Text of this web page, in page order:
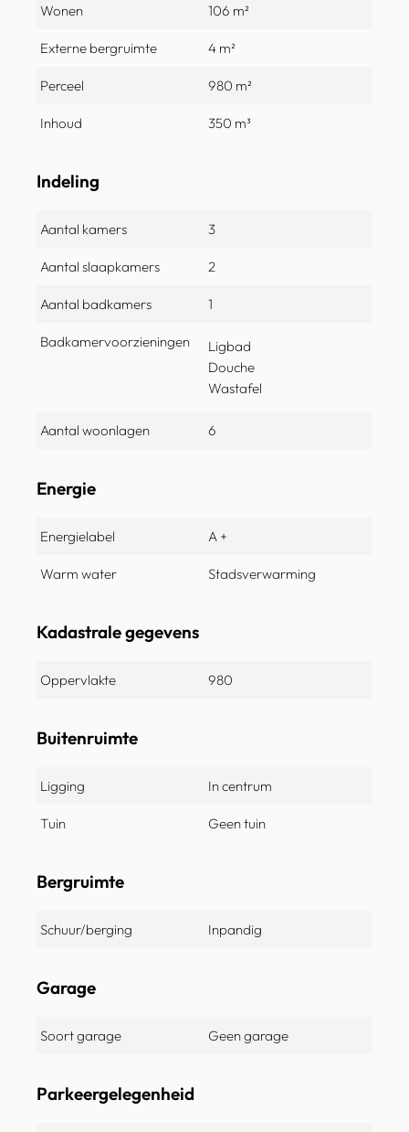
Wonen 106 m²
Externe bergruimte 4 m²
Perceel 980 m²
Inhoud 350 m³
Indeling
Aantal kamers 3
Aantal slaapkamers 2
Aantal badkamers 1
Badkamervoorzieningen
Ligbad
Douche
Wastafel
Aantal woonlagen 6
Energie
Energielabel A +
Warm water Stadsverwarming
Kadastrale gegevens
Oppervlakte 980
Buitenruimte
Ligging In centrum
Tuin Geen tuin
Bergruimte
Schuur/berging Inpandig
Garage
Soort garage Geen garage
Parkeergelegenheid